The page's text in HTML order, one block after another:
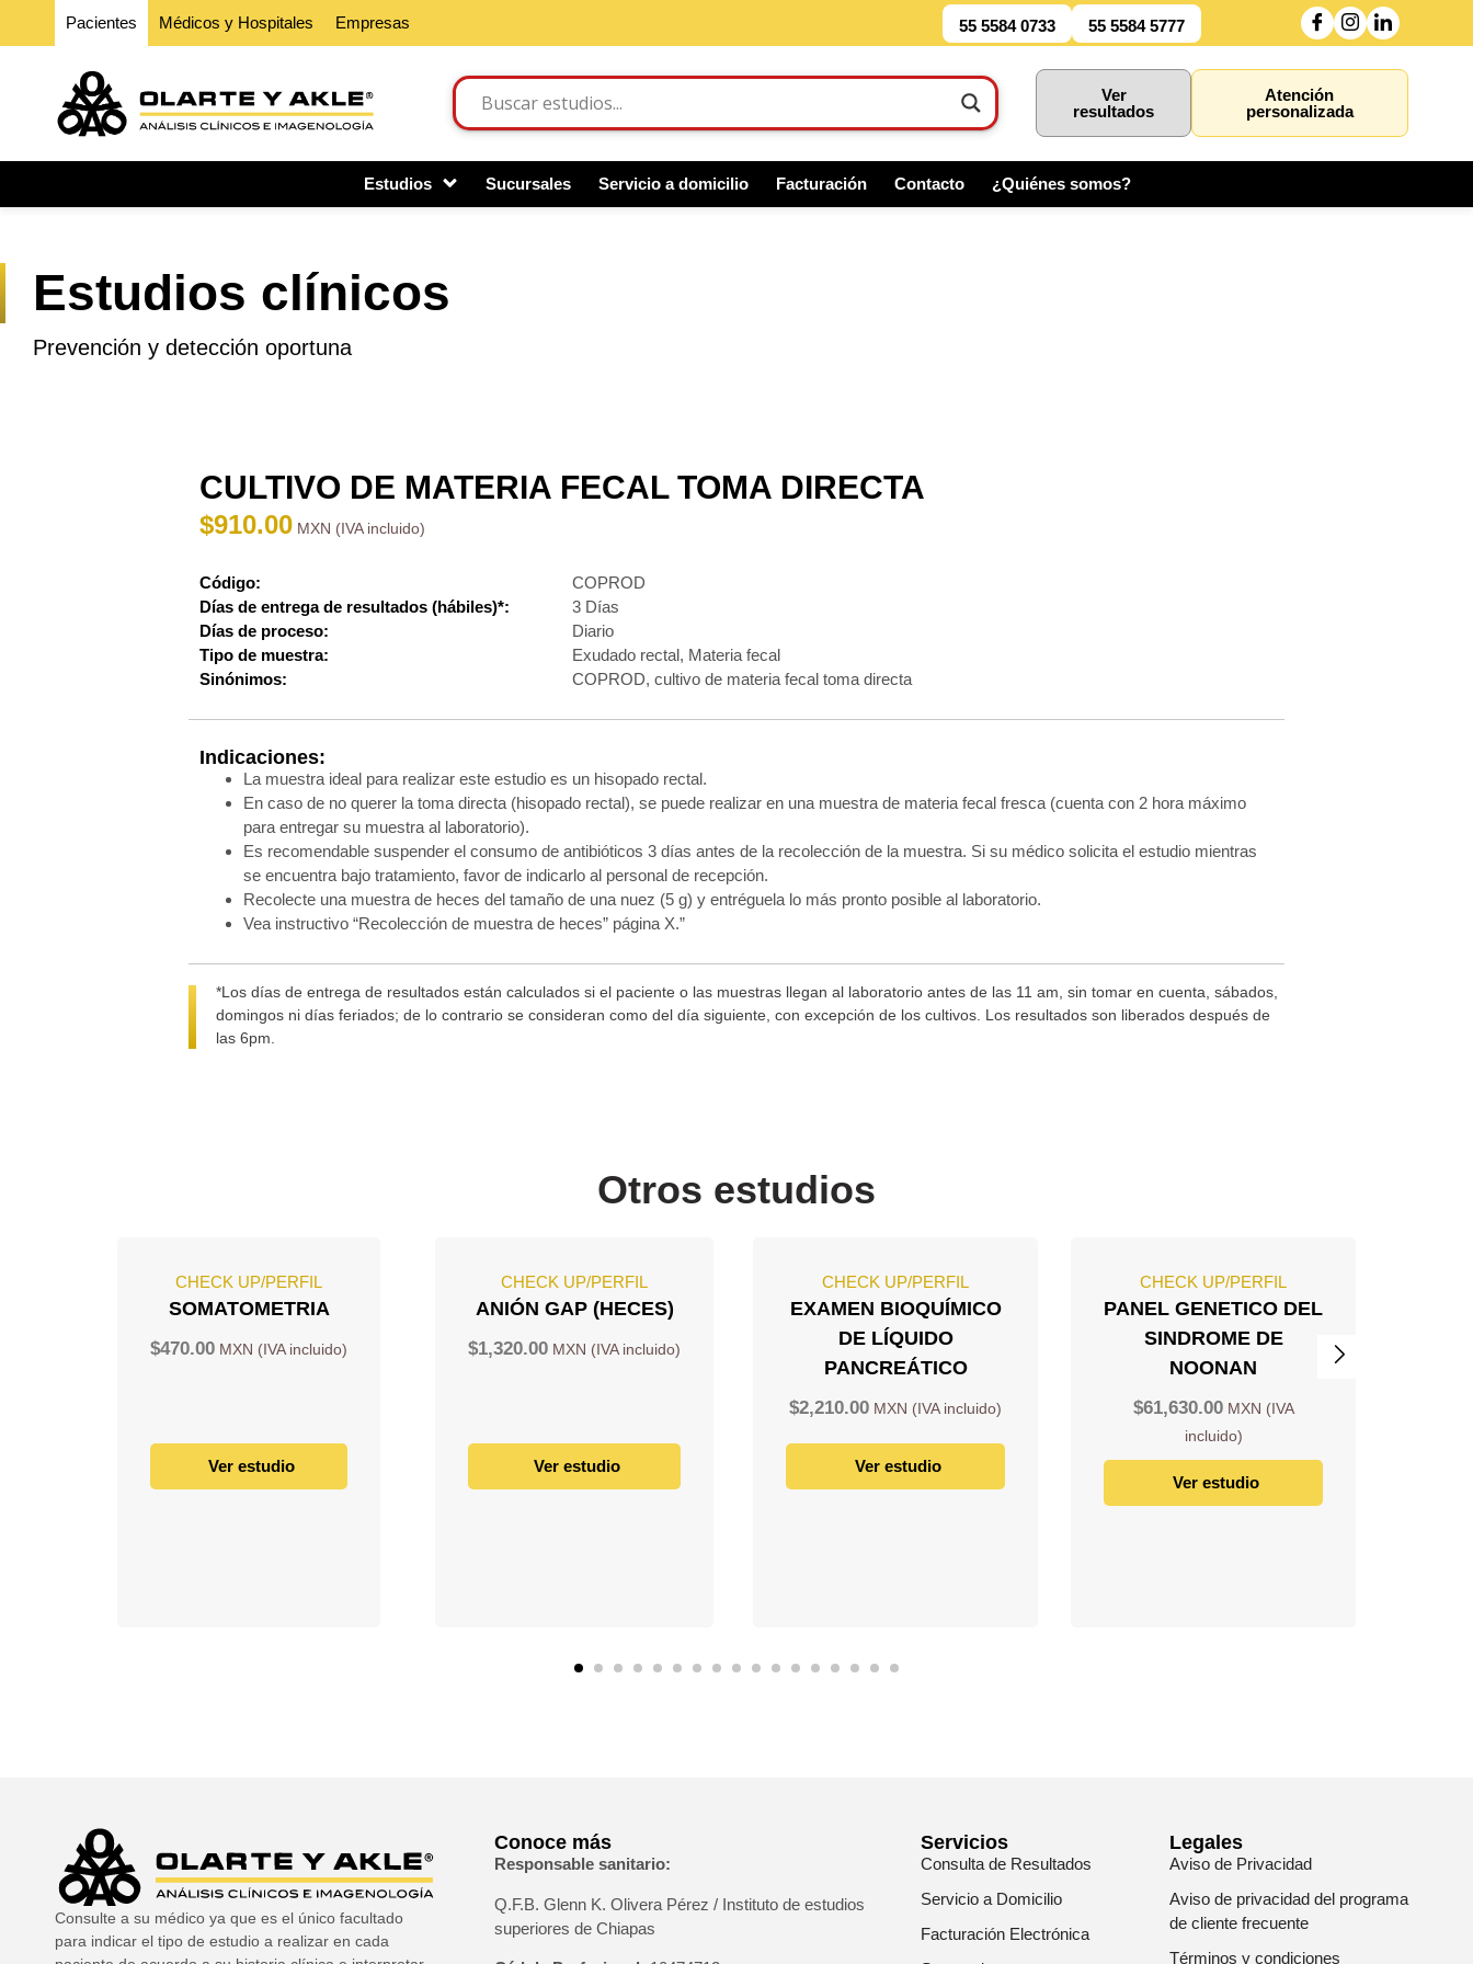
Pacientes Médicos y Hospitales Empresas 55 5584 0733 55 5584 5777
Ver
resultados
Atención
personalizada
Estudios Sucursales Servicio a domicilio Facturación Contacto ¿Quiénes somos?
Estudios clínicos
Prevención y detección oportuna
CULTIVO DE MATERIA FECAL TOMA DIRECTA
$910.00
Código:
COPROD
Días de entrega de resultados (hábiles)*:
3 Días
Días de proceso:
Diario
Tipo de muestra:
Exudado rectal, Materia fecal
Sinónimos:
COPROD, cultivo de materia fecal toma directa
Indicaciones:
La muestra ideal para realizar este estudio es un hisopado rectal.
En caso de no querer la toma directa (hisopado rectal), se puede realizar en una muestra de materia fecal fresca (cuenta con 2 hora máximo
para entregar su muestra al laboratorio).
Es recomendable suspender el consumo de antibióticos 3 días antes de la recolección de la muestra. Si su médico solicita el estudio mientras
se encuentra bajo tratamiento, favor de indicarlo al personal de recepción.
Recolecte una muestra de heces del tamaño de una nuez (5 g) y entréguela lo más pronto posible al laboratorio.
Vea instructivo “Recolección de muestra de heces” página X.”
*Los días de entrega de resultados están calculados si el paciente o las muestras llegan al laboratorio antes de las 11 am, sin tomar en cuenta, sábados,
domingos ni días feriados; de lo contrario se consideran como del día siguiente, con excepción de los cultivos. Los resultados son liberados después de
las 6pm.
Otros estudios
CHECK UP/PERFIL
SOMATOMETRIA
$470.00
Ver estudio
CHECK UP/PERFIL
ANIÓN GAP (HECES)
$1,320.00
Ver estudio
CHECK UP/PERFIL
EXAMEN BIOQUÍMICO
DE LÍQUIDO
PANCREÁTICO
$2,210.00
Ver estudio
CHECK UP/PERFIL
PANEL GENETICO DEL
SINDROME DE
NOONAN
$61,630.00
Ver estudio
Consulte a su médico ya que es el único facultado
para indicar el tipo de estudio a realizar en cada
Conoce más
Responsable sanitario:
Q.F.B. Glenn K. Olivera Pérez / Instituto de estudios
superiores de Chiapas
Servicios
Consulta de Resultados
Servicio a Domicilio
Facturación Electrónica
Legales
Aviso de Privacidad
Aviso de privacidad del programa
de cliente frecuente
Términos y condiciones